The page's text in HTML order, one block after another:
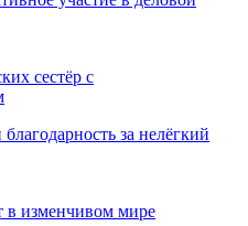
сестёр с
за нелёгкий
изменчивом мире